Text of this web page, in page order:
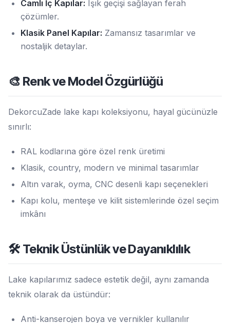
Camlı İç Kapılar: Işık geçişi sağlayan ferah
çözümler.
Klasik Panel Kapılar: Zamansız tasarımlar ve
nostaljik detaylar.
🎨 Renk ve Model Özgürlüğü
DekorcuZade lake kapı koleksiyonu, hayal gücünüzle
sınırlı:
RAL kodlarına göre özel renk üretimi
Klasik, country, modern ve minimal tasarımlar
Altın varak, oyma, CNC desenli kapı seçenekleri
Kapı kolu, menteşe ve kilit sistemlerinde özel seçim
imkânı
🛠️ Teknik Üstünlük ve Dayanıklılık
Lake kapılarımız sadece estetik değil, aynı zamanda
teknik olarak da üstündür:
Anti-kanserojen boya ve vernikler kullanılır